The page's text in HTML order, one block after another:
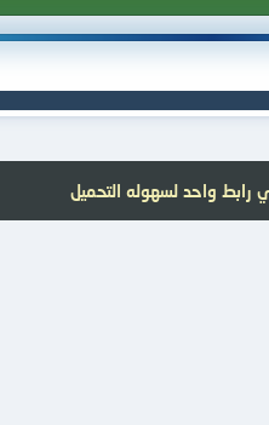
رابط واحد لسهوله التحميل